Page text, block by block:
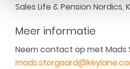
Sales Life & Pension Nordics,
Meer informatie
Neem contact op met Mads